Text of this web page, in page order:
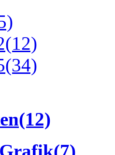
(12)
(34)
(12)